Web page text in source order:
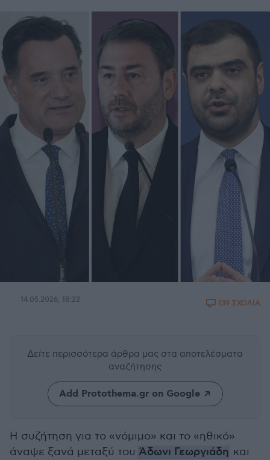
14.05.2026, 18:22 139 ΣΧΟΛΙΑ
Δείτε περισσότερα άρθρα μας στα αποτελέσματα
αναζήτησης
Add Protothema.gr on Google
Η συζήτηση για το «νόμιμο» και το «ηθικό»
άναψε ξανά μεταξύ του Άδωνι Γεωργιάδη και